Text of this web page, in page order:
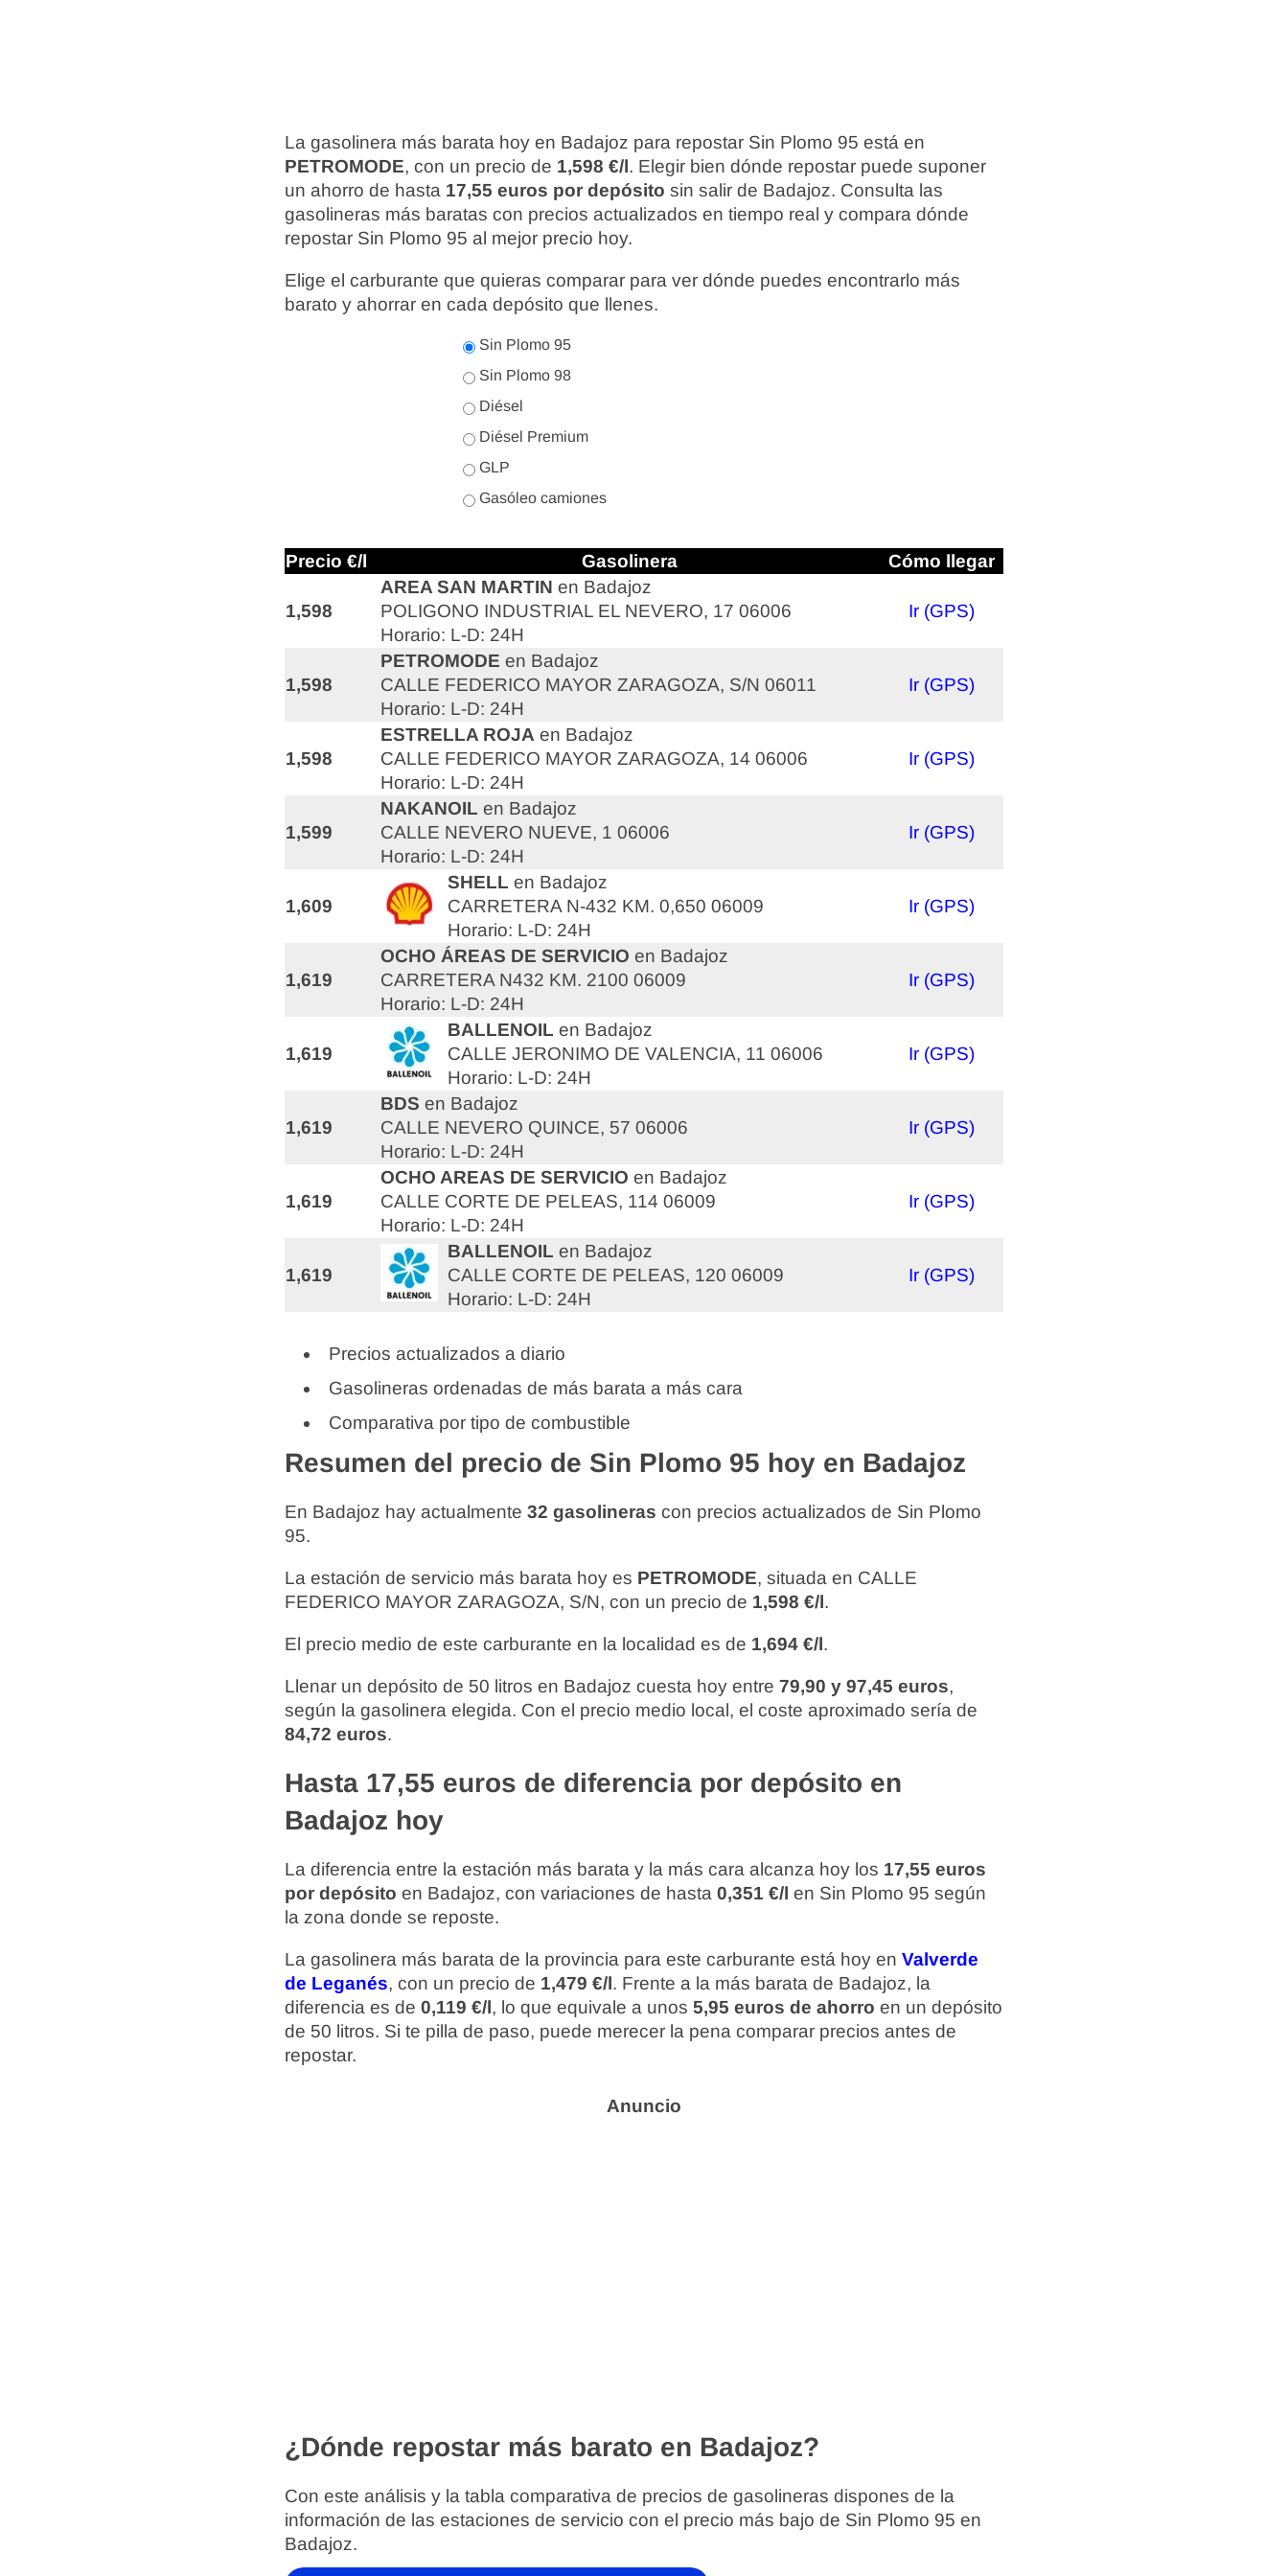
La gasolinera más barata hoy en Badajoz para repostar Sin Plomo 95 está en
PETROMODE, con un precio de 1,598 €/l. Elegir bien dónde repostar puede suponer
un ahorro de hasta 17,55 euros por depósito sin salir de Badajoz. Consulta las
gasolineras más baratas con precios actualizados en tiempo real y compara dónde
repostar Sin Plomo 95 al mejor precio hoy.
Elige el carburante que quieras comparar para ver dónde puedes encontrarlo más
barato y ahorrar en cada depósito que llenes.
Sin Plomo 95
Sin Plomo 98
Diésel
Diésel Premium
GLP
Gasóleo camiones
Precio €/l Gasolinera Cómo llegar
1,598
AREA SAN MARTIN en Badajoz
POLIGONO INDUSTRIAL EL NEVERO, 17 06006
Horario: L-D: 24H
Ir (GPS)
1,598
PETROMODE en Badajoz
CALLE FEDERICO MAYOR ZARAGOZA, S/N 06011
Horario: L-D: 24H
Ir (GPS)
1,598
ESTRELLA ROJA en Badajoz
CALLE FEDERICO MAYOR ZARAGOZA, 14 06006
Horario: L-D: 24H
Ir (GPS)
1,599
NAKANOIL en Badajoz
CALLE NEVERO NUEVE, 1 06006
Horario: L-D: 24H
Ir (GPS)
1,609
SHELL en Badajoz
CARRETERA N-432 KM. 0,650 06009
Horario: L-D: 24H
Ir (GPS)
1,619
OCHO ÁREAS DE SERVICIO en Badajoz
CARRETERA N432 KM. 2100 06009
Horario: L-D: 24H
Ir (GPS)
1,619
BALLENOIL en Badajoz
CALLE JERONIMO DE VALENCIA, 11 06006
Horario: L-D: 24H
Ir (GPS)
1,619
BDS en Badajoz
CALLE NEVERO QUINCE, 57 06006
Horario: L-D: 24H
Ir (GPS)
1,619
OCHO AREAS DE SERVICIO en Badajoz
CALLE CORTE DE PELEAS, 114 06009
Horario: L-D: 24H
Ir (GPS)
1,619
BALLENOIL en Badajoz
CALLE CORTE DE PELEAS, 120 06009
Horario: L-D: 24H
Ir (GPS)
Precios actualizados a diario
Gasolineras ordenadas de más barata a más cara
Comparativa por tipo de combustible
Resumen del precio de Sin Plomo 95 hoy en Badajoz
En Badajoz hay actualmente 32 gasolineras con precios actualizados de Sin Plomo
95.
La estación de servicio más barata hoy es PETROMODE, situada en CALLE
FEDERICO MAYOR ZARAGOZA, S/N, con un precio de 1,598 €/l.
El precio medio de este carburante en la localidad es de 1,694 €/l.
Llenar un depósito de 50 litros en Badajoz cuesta hoy entre 79,90 y 97,45 euros,
según la gasolinera elegida. Con el precio medio local, el coste aproximado sería de
84,72 euros.
Hasta 17,55 euros de diferencia por depósito en
Badajoz hoy
La diferencia entre la estación más barata y la más cara alcanza hoy los 17,55 euros
por depósito en Badajoz, con variaciones de hasta 0,351 €/l en Sin Plomo 95 según
la zona donde se reposte.
La gasolinera más barata de la provincia para este carburante está hoy en Valverde
de Leganés, con un precio de 1,479 €/l. Frente a la más barata de Badajoz, la
diferencia es de 0,119 €/l, lo que equivale a unos 5,95 euros de ahorro en un depósito
de 50 litros. Si te pilla de paso, puede merecer la pena comparar precios antes de
repostar.
¿Dónde repostar más barato en Badajoz?
Con este análisis y la tabla comparativa de precios de gasolineras dispones de la
información de las estaciones de servicio con el precio más bajo de Sin Plomo 95 en
Badajoz.